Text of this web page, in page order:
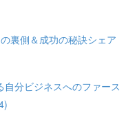
裏側＆成功の秘訣シェア
分ビジネスへのファース